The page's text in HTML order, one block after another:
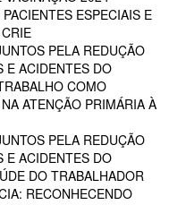
ESPECIAIS E
PELA REDUÇÃO
E ACIDENTES DO
COMO
ATENÇÃO PRIMÁRIA À
PELA REDUÇÃO
E ACIDENTES DO
DO TRABALHADOR
RECONHECENDO